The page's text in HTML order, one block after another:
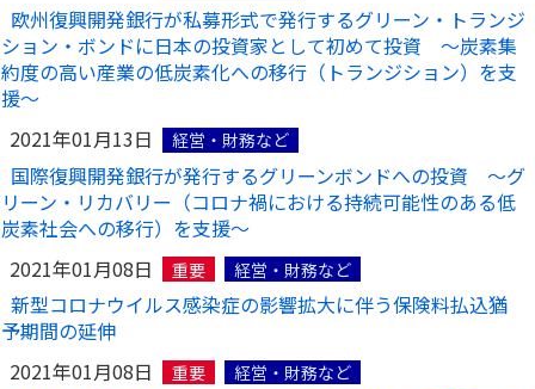
欧州復興開発銀行が私募形式で発行するグリーン・トランジ
ション・ボンドに日本の投資家として初めて投資 〜炭素集
約度の高い産業の低炭素化への移行（トランジション）を支
援〜
2021年01月13日
経営・財務など
国際復興開発銀行が発行するグリーンボンドへの投資 ～グ
リーン・リカバリー（コロナ禍における持続可能性のある低
炭素社会への移行）を支援～
2021年01月08日
重要 経営・財務など
新型コロナウイルス感染症の影響拡大に伴う保険料払込猶
予期間の延伸
2021年01月08日
重要 経営・財務など